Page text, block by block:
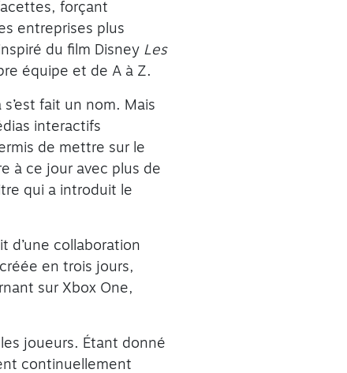
forçant
entreprises plus
du film Disney Les
équipe et de A à Z.
fait un nom. Mais
interactifs
de mettre sur le
à ce jour avec plus de
qui a introduit le
d’une collaboration
en trois jours,
sur Xbox One,
joueurs. Étant donné
continuellement